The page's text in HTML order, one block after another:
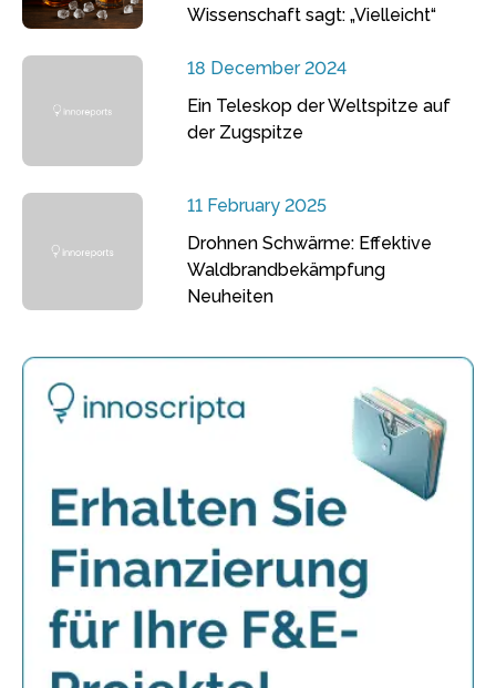
Wissenschaft sagt: „Vielleicht“
18 December 2024
Ein Teleskop der Weltspitze auf
der Zugspitze
11 February 2025
Drohnen Schwärme: Effektive
Waldbrandbekämpfung
Neuheiten